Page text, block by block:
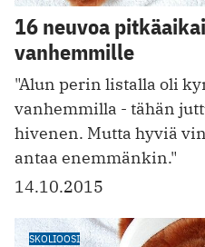
16 neuvoa
vanhemmille
"Alun perin listalla oli
vanhemmilla - tähän
hivenen. Mutta hyviä
antaa enemmänkin."
14.10.2015
SKOLIOOSI